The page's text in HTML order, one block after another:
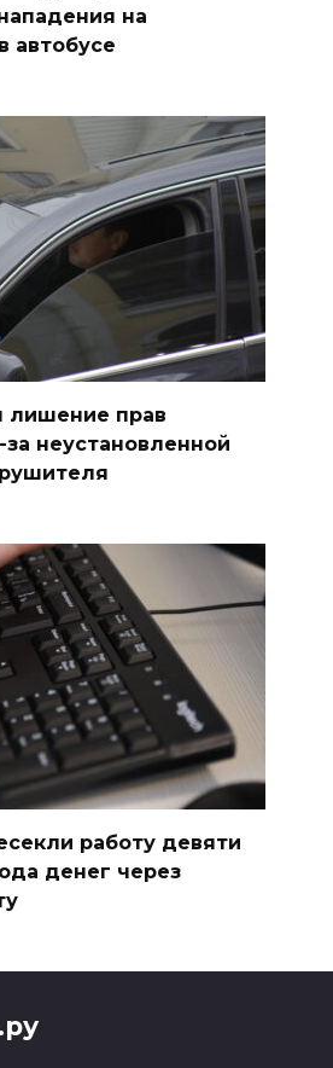
на
автобусе
лишение прав
неустановленной
работу девяти
денег через